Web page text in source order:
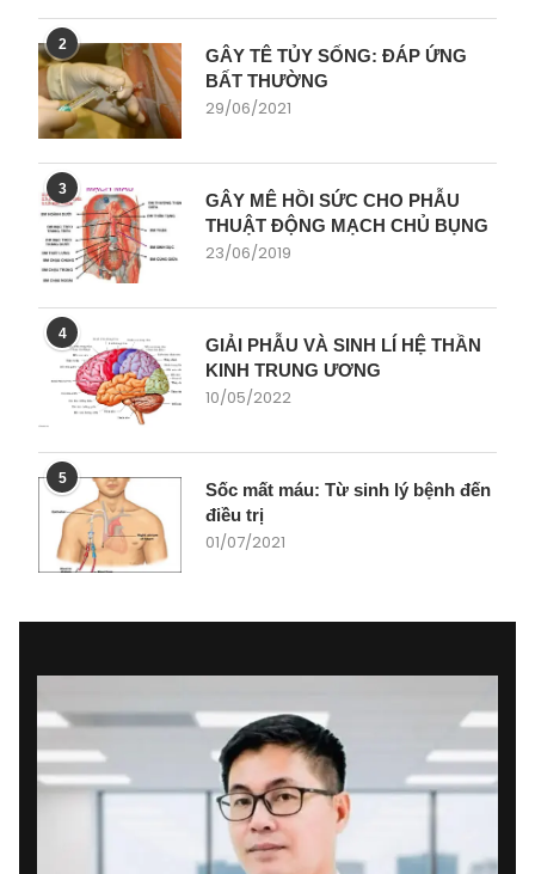
2
GÂY TÊ TỦY SỐNG: ĐÁP ỨNG
BẤT THƯỜNG
29/06/2021
3
GÂY MÊ HỒI SỨC CHO PHẪU
THUẬT ĐỘNG MẠCH CHỦ BỤNG
23/06/2019
4
GIẢI PHẪU VÀ SINH LÍ HỆ THẦN
KINH TRUNG ƯƠNG
10/05/2022
5
Sốc mất máu: Từ sinh lý bệnh đến
điều trị
01/07/2021